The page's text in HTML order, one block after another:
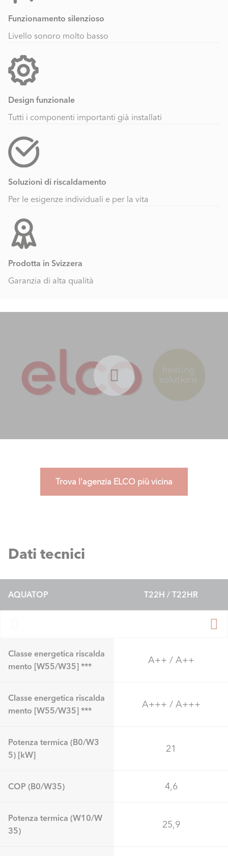
Funzionamento silenzioso
Livello sonoro molto basso
Design funzionale
Tutti i componenti importanti già installati
Soluzioni di riscaldamento
Per le esigenze individuali e per la vita
Prodotta in Svizzera
Garanzia di alta qualità
Trova l'agenzia ELCO più vicina
Dati tecnici
AQUATOP T22H / T22HR
Classe energetica riscalda
mento [W55/W35] ***
A++ / A++
Classe energetica riscalda
mento [W55/W35] ***
A+++ / A+++
Potenza termica (B0/W3
5) [kW]
21
COP (B0/W35) 4,6
Potenza termica (W10/W
35)
25,9